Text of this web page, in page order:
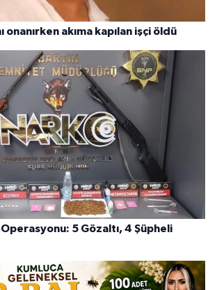
onanırken akıma kapılan işçi öldü
5 Gözaltı, 4 Şüpheli